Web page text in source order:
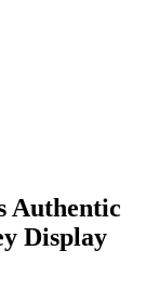
Authentic
Display